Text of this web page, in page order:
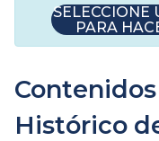
SELECCIONE
PARA
Histórico